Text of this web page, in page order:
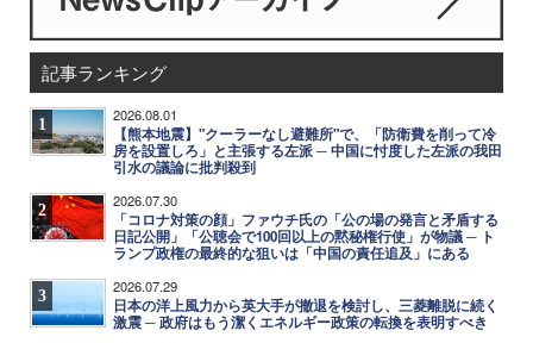
記事ランキング
1 2026.08.01
【熊本地震】"クーラーなし避難所"で、「防衛費を削って冷
房を設置しろ」と主張する左派 ─ 中国に忖度した左派の我田
引水の議論に批判殺到
2 2026.07.30
「コロナ対策の顔」ファウチ氏の「公の場の発言と矛盾する
日記公開」「公聴会で100回以上の黙秘権行使」が物議 ─ ト
ランプ政権の最終的な狙いは「中国の責任追及」にある
3 2026.07.29
日本の洋上風力から英大手が撤退を検討し、三菱離脱に続く
激震 ─ 政府はもう潔くエネルギー政策の転換を表明すべき